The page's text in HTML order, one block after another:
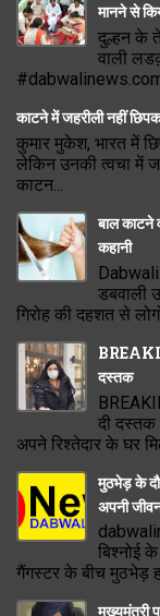
मानने से
दुल्हन के
वाली
काटने में जहरीली नहीं
कुमार मुकेश, भारत में
लेकिन उनकी त्वचा में
काटन...
बाल काटने
कहानी
डबवाली
गिरोह की दहशत से
दस्तक
दी दस्तक
अपने रिश्तेदार के घर
मुठभेड़ के
अपनी
बिश्नोई
गैंगस्टर के बीच मुठभेड़
मुख्यमंत्री